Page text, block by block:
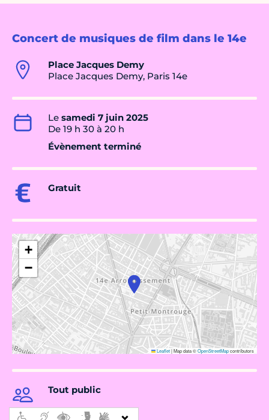
Concert de musiques de film dans le 14e
Place Jacques Demy
Place Jacques Demy, Paris 14e
Le samedi 7 juin 2025
De 19 h 30 à 20 h
Évènement terminé
Gratuit
+
−
Leaflet|Map data ©OpenStreetMapcontributors
Tout public